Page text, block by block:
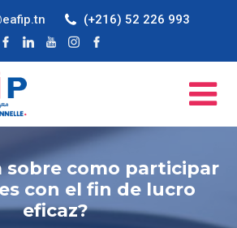
(+216) 52 226 993
sobre como participar
con el fin de lucro
eficaz?